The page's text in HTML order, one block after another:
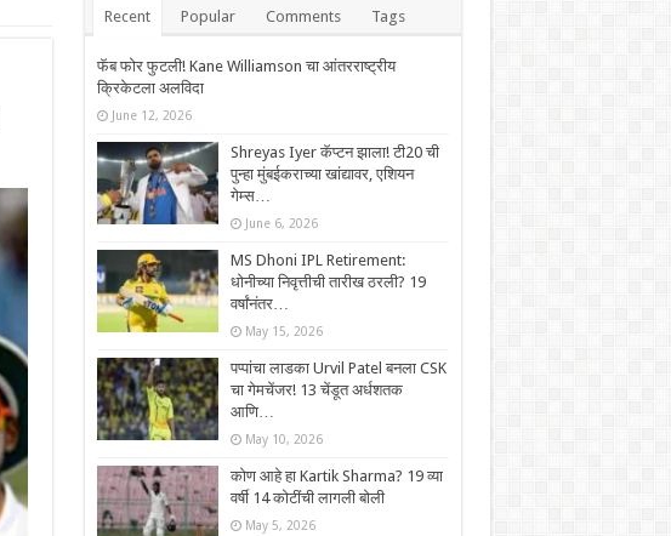
Recent Popular Comments Tags
फॅब फोर फुटली! Kane Williamson चा आंतरराष्ट्रीय
क्रिकेटला अलविदा
June 12, 2026
Shreyas Iyer कॅप्टन झाला! टी20 ची
पुन्हा मुंबईकराच्या खांद्यावर, एशियन
गेम्स…
June 6, 2026
MS Dhoni IPL Retirement:
धोनीच्या निवृत्तीची तारीख ठरली? 19
वर्षांनंतर…
May 15, 2026
पप्पांचा लाडका Urvil Patel बनला CSK
चा गेमचेंजर! 13 चेंडूत अर्धशतक
आणि…
May 10, 2026
कोण आहे हा Kartik Sharma? 19 व्या
वर्षी 14 कोटींची लागली बोली
May 5, 2026